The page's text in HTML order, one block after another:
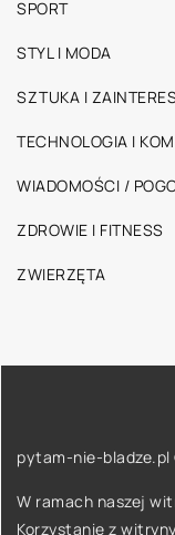
SPORT
STYL I MODA
SZTUKA I
TECHNOLOGIA I
WIADOMOŚCI /
ZDROWIE I FITNESS
ZWIERZĘTA
pytam-nie-bladze.pl
W ramach naszej
Korzystanie z